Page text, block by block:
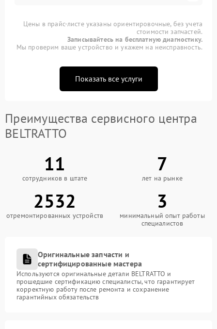
Цены в прайс-листе указаны ориентировочные, без учета
стоимости запчастей.
Записывайтесь на бесплатную диагностику.
Мы проверим ваше устройство и укажем на неисправность.
Показать все услуги
Преимущества сервисного центра
BELTRATTO
11
сотрудников в штате
7
лет на рынке
2532
отремонтированных устройств
3
минимальный опыт работы
специалистов
Оригинальные запчасти и
сертифицированные мастера
Используются оригинальные детали BELTRATTO и
прошедшие сертификацию специалисты, что гарантирует
корректную работу после ремонта и сохранение
гарантийных обязательств